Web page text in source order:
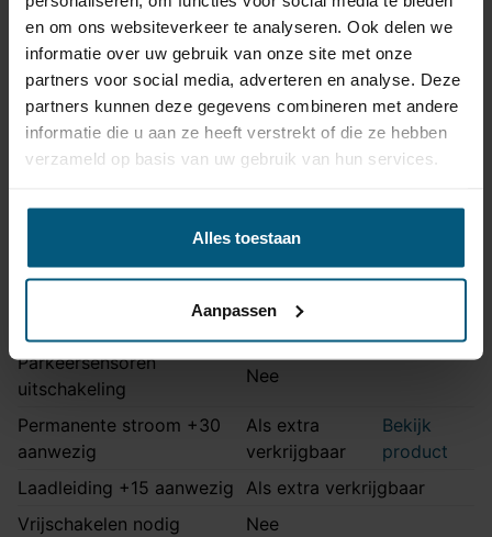
en om ons websiteverkeer te analyseren. Ook delen we
informatie over uw gebruik van onze site met onze
partners voor social media, adverteren en analyse. Deze
partners kunnen deze gegevens combineren met andere
informatie die u aan ze heeft verstrekt of die ze hebben
verzameld op basis van uw gebruik van hun services.
Alles toestaan
Aanpassen
Ook voor Quattro en S-
Line modellen
Montage handleiding
Kabelset specificatie
13 polig
Kabelset type
Universeel met module
Zonder originele
Parkeersensoren
uitschakeling
Nee
Permanente stroom +30
aanwezig
Als extra
verkrijgbaar
Bekijk
product
Laadleiding +15 aanwezig Als extra verkrijgbaar
Vrijschakelen nodig
Nee